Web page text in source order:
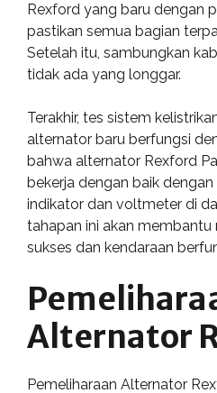
Rexford yang baru dengan
pastikan semua bagian
Setelah itu, sambungkan
tidak ada yang longgar.
Terakhir, tes sistem
alternator baru berfungsi
bahwa alternator Rexford
bekerja dengan baik
indikator dan voltmeter di
tahapan ini akan membantu
sukses dan kendaraan
Alternator
Pemeliharaan Alternator